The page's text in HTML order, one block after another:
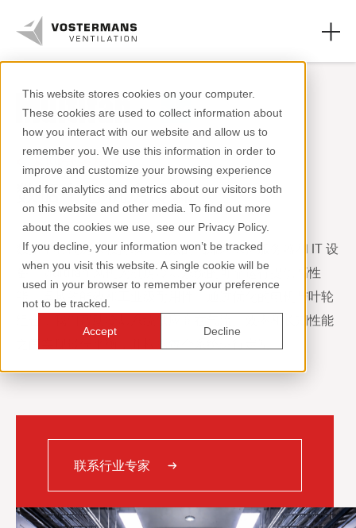
This website stores cookies on your computer.
These cookies are used to collect information about
how you interact with our website and allow us to
remember you. We use this information in order to
improve and customize your browsing experience
and for analytics and metrics about our visitors both
on this website and other media. To find out more
about the cookies we use, see our Privacy Policy.
If you decline, your information won’t be tracked
when you visit this website. A single cookie will be
used in your browser to remember your preference
not to be tracked.
Accept Decline
轴流风机和零件
农业领域
工业领域
资源页面
关于我们
+31 (0)77 389 32 32
ventilation@vostermans.com
Vostermans Companies
返回分段概述
数据中心机房冷却
数据中心机房依赖持续、高效的气流来保护服务器和 IT 设
备。Multifan 风机为机房冷却系统的可靠运行提供高性
能、卓越的能效和工业级耐用性。通过优化的电机与叶轮
组合，我们帮助冷却系统供应商在气流、效率和长期性能
联系行业专家